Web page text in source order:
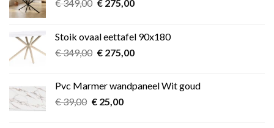
€349,00
€ 349,00.
€275,00
€ 275,00.
Stoik ovaal eettafel 90x180
€349,00 Oorspronkelijke
€ 349,00.
€275,00Huidige
€ 275,00.
Pvc Marmer wandpaneel Wit goud
€39,00 Oorspronkelijke
€25,00Huidige